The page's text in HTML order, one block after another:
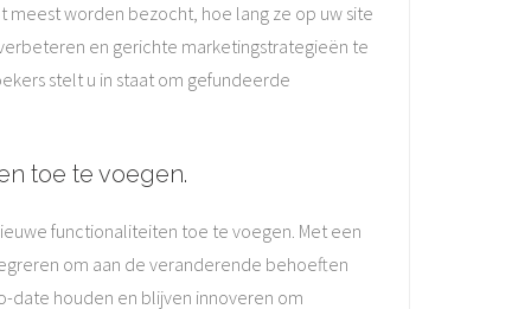
meest worden bezocht, hoe lang ze op uw site
en gerichte marketingstrategieën te
stelt u in staat om gefundeerde
toe te voegen.
functionaliteiten toe te voegen. Met een
om aan de veranderende behoeften
date houden en blijven innoveren om